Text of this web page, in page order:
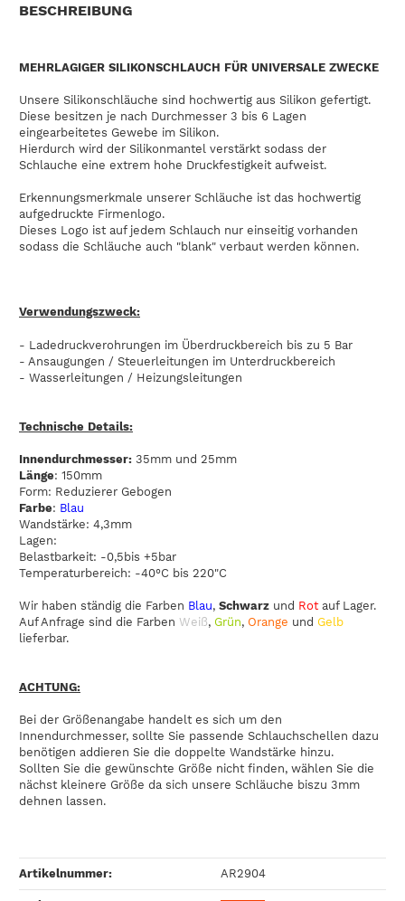
BESCHREIBUNG
MEHRLAGIGER SILIKONSCHLAUCH FÜR UNIVERSALE ZWECKE
Unsere Silikonschläuche sind hochwertig aus Silikon gefertigt.
Diese besitzen je nach Durchmesser 3 bis 6 Lagen
eingearbeitetes Gewebe im Silikon.
Hierdurch wird der Silikonmantel verstärkt sodass der
Schlauche eine extrem hohe Druckfestigkeit aufweist.
Erkennungsmerkmale unserer Schläuche ist das hochwertig
aufgedruckte Firmenlogo.
Dieses Logo ist auf jedem Schlauch nur einseitig vorhanden
sodass die Schläuche auch "blank" verbaut werden können.
Verwendungszweck:
- Ladedruckverohrungen im Überdruckbereich bis zu 5 Bar
- Ansaugungen / Steuerleitungen im Unterdruckbereich
- Wasserleitungen / Heizungsleitungen
Technische Details:
Innendurchmesser: 35mm und 25mm
Länge: 150mm
Form: Reduzierer Gebogen
Farbe: Blau
Wandstärke: 4,3mm
Lagen:
Belastbarkeit: -0,5bis +5bar
Temperaturbereich: -40°C bis 220"C
Wir haben ständig die Farben Blau, Schwarz und Rot auf Lager.
Auf Anfrage sind die Farben Weiß, Grün, Orange und Gelb
lieferbar.
ACHTUNG:
Bei der Größenangabe handelt es sich um den
Innendurchmesser, sollte Sie passende Schlauchschellen dazu
benötigen addieren Sie die doppelte Wandstärke hinzu.
Sollten Sie die gewünschte Größe nicht finden, wählen Sie die
nächst kleinere Größe da sich unsere Schläuche biszu 3mm
dehnen lassen.
Artikelnummer: AR2904